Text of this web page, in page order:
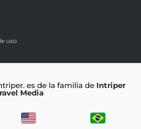
uso
es de la familia de Intriper
Media